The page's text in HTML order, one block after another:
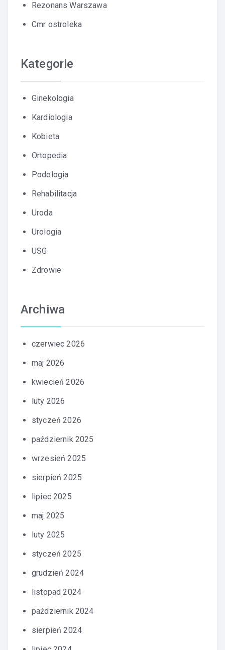
Rezonans Warszawa
Cmr ostroleka
Kategorie
Ginekologia
Kardiologia
Kobieta
Ortopedia
Podologia
Rehabilitacja
Uroda
Urologia
USG
Zdrowie
Archiwa
czerwiec 2026
maj 2026
kwiecień 2026
luty 2026
styczeń 2026
październik 2025
wrzesień 2025
sierpień 2025
lipiec 2025
maj 2025
luty 2025
styczeń 2025
grudzień 2024
listopad 2024
październik 2024
sierpień 2024